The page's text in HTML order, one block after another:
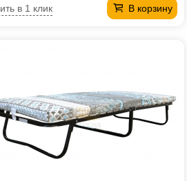
В корзину
в 1 клик